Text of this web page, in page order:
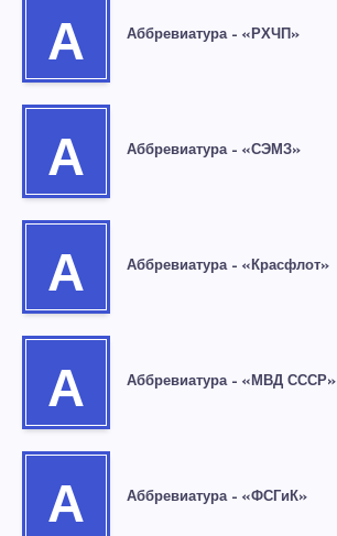
А Аббревиатура – «РХЧП»
А Аббревиатура – «СЭМЗ»
А Аббревиатура – «Красфлот»
А Аббревиатура – «МВД СССР»
А Аббревиатура – «ФСГиК»